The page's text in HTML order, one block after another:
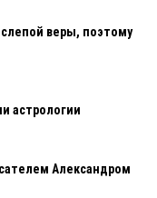
веры, поэтому
астрологии
Александром